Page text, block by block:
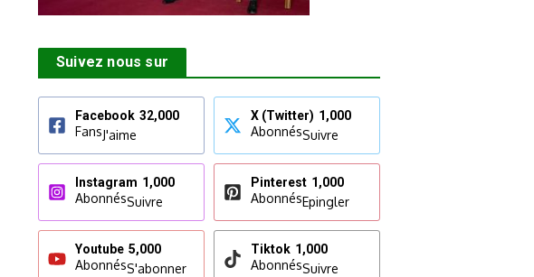
Suivez nous sur
Facebook 32,000
FansJ'aime
X (Twitter) 1,000
AbonnésSuivre
Instagram 1,000
AbonnésSuivre
Pinterest 1,000
AbonnésEpingler
Youtube 5,000
AbonnésS'abonner
Tiktok 1,000
AbonnésSuivre